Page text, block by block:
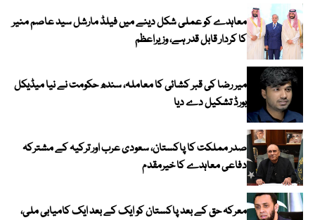
معاہدے کو عملی شکل دینے میں فیلڈ مارشل سید عاصم منیر
کا کردار قابل قدر ہے، وزیراعظم
میر رضا کی قبر کشائی کا معاملہ، سندھ حکومت نے نیا میڈیکل
بورڈ تشکیل دے دیا
صدر مملکت کا پاکستان، سعودی عرب اور ترکیہ کے مشترکہ
دفاعی معاہدے کا خیرمقدم
معرکہ حق کے بعد پاکستان کو ایک کے بعد ایک کامیابی ملی،